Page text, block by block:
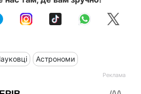
Астрономи